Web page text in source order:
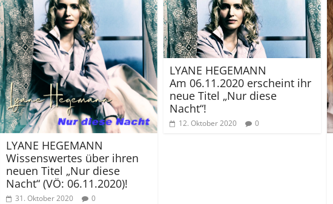
LYANE HEGEMANN
Wissenswertes über ihren
neuen Titel „Nur diese
Nacht“ (VÖ: 06.11.2020)!
31. Oktober 2020 0
LYANE HEGEMANN
Am 06.11.2020 erscheint ihr
neue Titel „Nur diese
Nacht“!
12. Oktober 2020 0